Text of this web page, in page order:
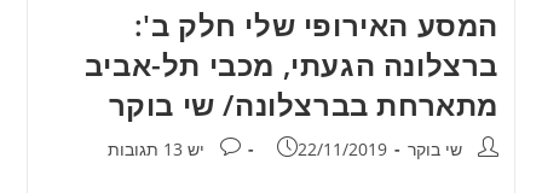
המסע האירופי שלי חלק ב':
ברצלונה הגעתי, מכבי תל-אביב
מתארחת בברצלונה/ שי בוקר
מחבר:שי בוקר פורסם:
22/11/2019 תגובות:
יש 13 תגובות